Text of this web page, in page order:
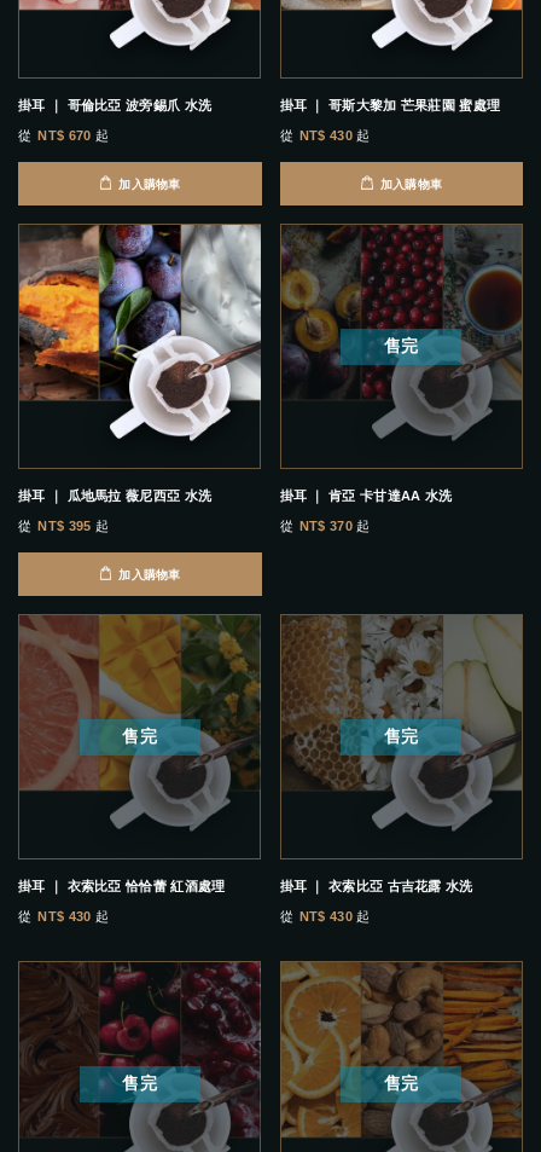
掛耳 ｜ 哥倫比亞 波旁錫爪 水洗
從 NT$ 670 起
加入購物車
掛耳 ｜ 哥斯大黎加 芒果莊園 蜜處理
從 NT$ 430起
加入購物車
掛耳 ｜ 瓜地馬拉 薇尼西亞 水洗
從 NT$ 395 起
加入購物車
售完
掛耳 ｜ 肯亞 卡甘達AA 水洗
從 NT$ 370起
售完
掛耳 ｜ 衣索比亞 恰恰蕾 紅酒處理
從 NT$ 430 起
售完
掛耳 ｜ 衣索比亞 古吉花露 水洗
從 NT$ 430起
售完 售完